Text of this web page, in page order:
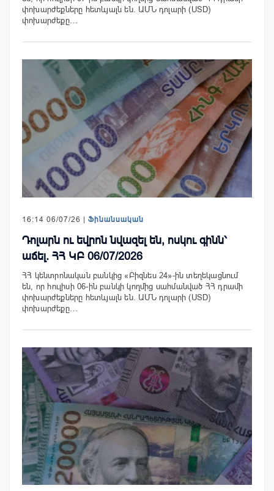
փոխարժեքները հետևյալն են. ԱՄՆ դոլարի (USD)
փոխարժեքը…
16:14 06/07/26 | Ֆինանսական
Դոլարն ու եվրոն նվազել են, ոսկու գինն՝
աճել. ՀՀ ԿԲ 06/07/2026
ՀՀ կենտրոնական բանկից «Բիզնես 24»-ին տեղեկացնում
են, որ հուլիսի 06-ին բանկի կողմից սահմանված ՀՀ դրամի
փոխարժեքները հետևյալն են. ԱՄՆ դոլարի (USD)
փոխարժեքը…